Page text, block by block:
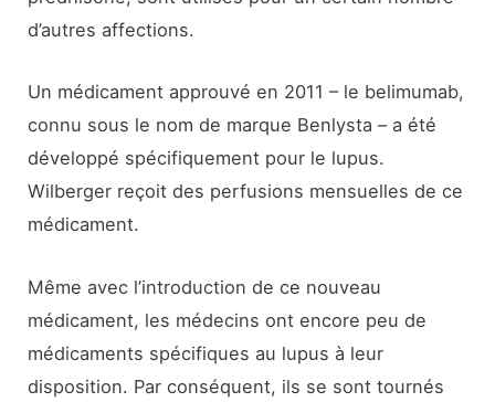
d’autres affections.
Un médicament approuvé en 2011 – le belimumab,
connu sous le nom de marque Benlysta – a été
développé spécifiquement pour le lupus.
Wilberger reçoit des perfusions mensuelles de ce
médicament.
Même avec l’introduction de ce nouveau
médicament, les médecins ont encore peu de
médicaments spécifiques au lupus à leur
disposition. Par conséquent, ils se sont tournés